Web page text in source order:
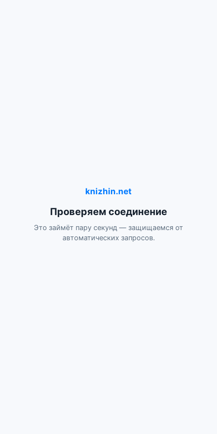
knizhin.net
Проверяем соединение
Это займёт пару секунд — защищаемся от
автоматических запросов.